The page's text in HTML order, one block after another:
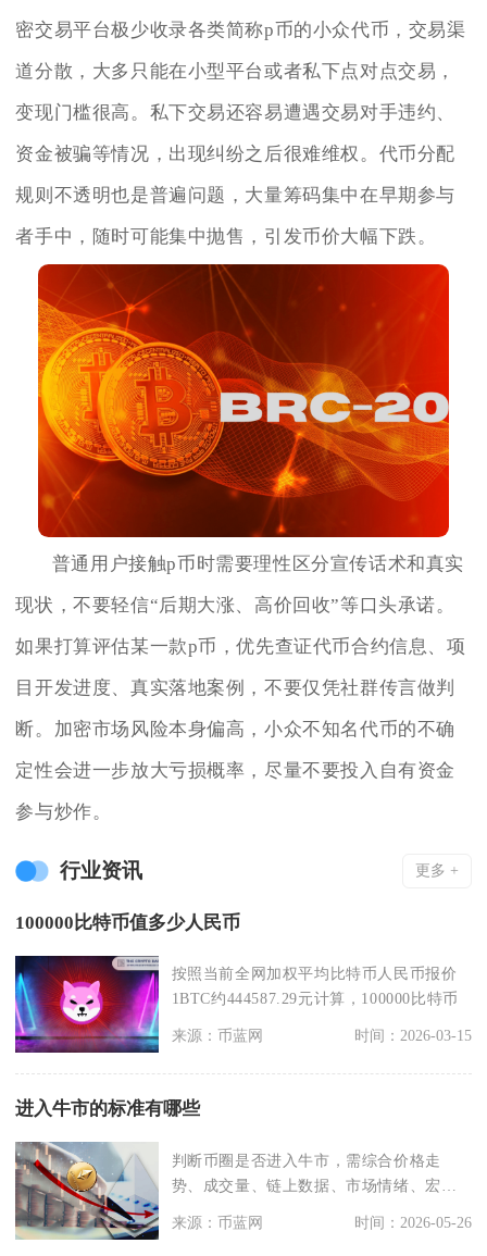
密交易平台极少收录各类简称p币的小众代币，交易渠
道分散，大多只能在小型平台或者私下点对点交易，
变现门槛很高。私下交易还容易遭遇交易对手违约、
资金被骗等情况，出现纠纷之后很难维权。代币分配
规则不透明也是普遍问题，大量筹码集中在早期参与
者手中，随时可能集中抛售，引发币价大幅下跌。
普通用户接触p币时需要理性区分宣传话术和真实
现状，不要轻信“后期大涨、高价回收”等口头承诺。
如果打算评估某一款p币，优先查证代币合约信息、项
目开发进度、真实落地案例，不要仅凭社群传言做判
断。加密市场风险本身偏高，小众不知名代币的不确
定性会进一步放大亏损概率，尽量不要投入自有资金
参与炒作。
行业资讯 更多 +
100000比特币值多少人民币
按照当前全网加权平均比特币人民币报价
1BTC约444587.29元计算，100000比特币
来源：币蓝网 时间：2026-03-15
进入牛市的标准有哪些
判断币圈是否进入牛市，需综合价格走
势、成交量、链上数据、市场情绪、宏观
来源：币蓝网 时间：2026-05-26